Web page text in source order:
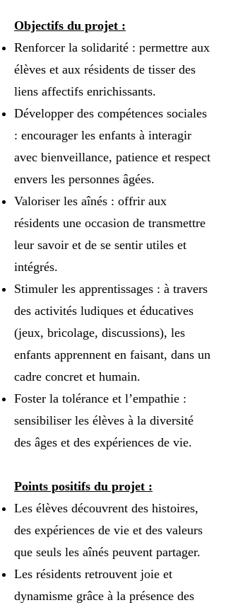
Objectifs du projet :
Renforcer la solidarité : permettre aux
élèves et aux résidents de tisser des
liens affectifs enrichissants.
Développer des compétences sociales
: encourager les enfants à interagir
avec bienveillance, patience et respect
envers les personnes âgées.
Valoriser les aînés : offrir aux
résidents une occasion de transmettre
leur savoir et de se sentir utiles et
intégrés.
Stimuler les apprentissages : à travers
des activités ludiques et éducatives
(jeux, bricolage, discussions), les
enfants apprennent en faisant, dans un
cadre concret et humain.
Foster la tolérance et l’empathie :
sensibiliser les élèves à la diversité
des âges et des expériences de vie.
Points positifs du projet :
Les élèves découvrent des histoires,
des expériences de vie et des valeurs
que seuls les aînés peuvent partager.
Les résidents retrouvent joie et
dynamisme grâce à la présence des